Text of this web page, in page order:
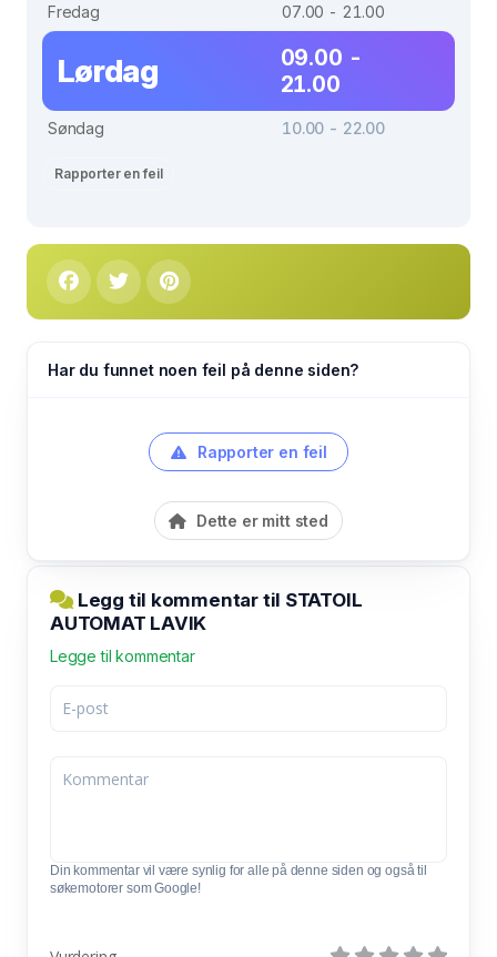
Fredag
07.00 - 21.00
Lørdag
09.00 -
21.00
Søndag 10.00 - 22.00
Rapporter en feil
Har du funnet noen feil på denne siden?
Rapporter en feil
Dette er mitt sted
Legg til kommentar til STATOIL
AUTOMAT LAVIK
Legge til kommentar
Din kommentar vil være synlig for alle på denne siden og også til
søkemotorer som Google!